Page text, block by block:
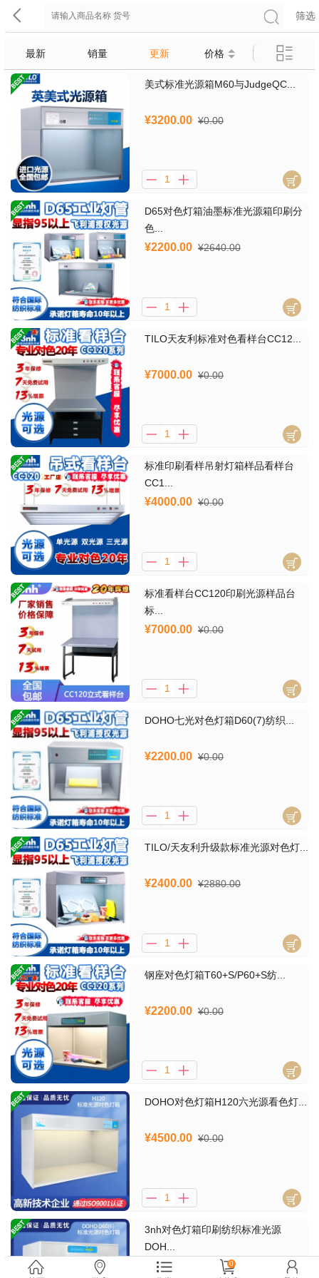
筛选
最新 销量 更新 价格
美式标准光源箱M60与JudgeQC...
¥3200.00 ¥0.00
D65对色灯箱油墨标准光源箱印刷分
色...
¥2200.00 ¥2640.00
TILO天友利标准对色看样台CC12...
¥7000.00 ¥0.00
标准印刷看样吊射灯箱样品看样台
CC1...
¥4000.00 ¥0.00
标准看样台CC120印刷光源样品台
标...
¥7000.00 ¥0.00
DOHO七光对色灯箱D60(7)纺织...
¥2200.00 ¥0.00
TILO/天友利升级款标准光源对色灯...
¥2400.00 ¥2880.00
钢座对色灯箱T60+S/P60+S纺...
¥2200.00 ¥0.00
DOHO对色灯箱H120六光源看色灯...
¥4500.00 ¥0.00
3nh对色灯箱印刷纺织标准光源
DOH...
¥1300.00 ¥0.00 0